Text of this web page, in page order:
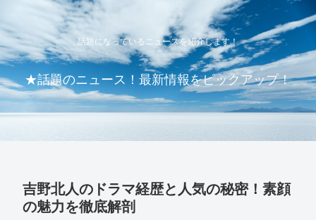
話題になっているニュースを紹介します！
★話題のニュース！最新情報をピックアップ！
吉野北人のドラマ経歴と人気の秘密！素顔
の魅力を徹底解剖